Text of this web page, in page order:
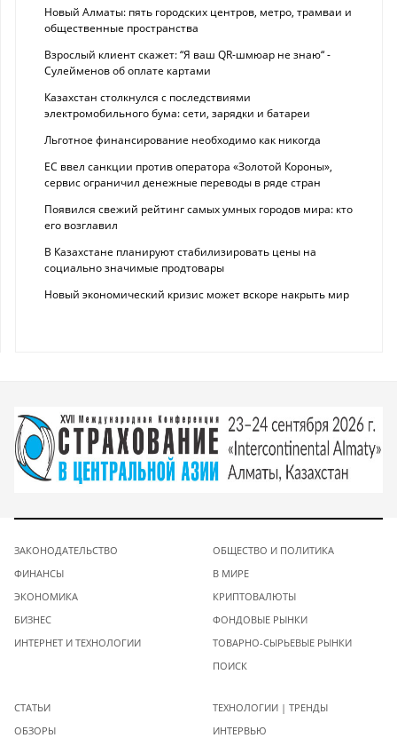
Новый Алматы: пять городских центров, метро, трамваи и
общественные пространства
Взрослый клиент скажет: “Я ваш QR-шмюар не знаю“ -
Сулейменов об оплате картами
Казахстан столкнулся с последствиями
электромобильного бума: сети, зарядки и батареи
Льготное финансирование необходимо как никогда
ЕС ввел санкции против оператора «Золотой Короны»,
сервис ограничил денежные переводы в ряде стран
Появился свежий рейтинг самых умных городов мира: кто
его возглавил
В Казахстане планируют стабилизировать цены на
социально значимые продтовары
Новый экономический кризис может вскоре накрыть мир
ЗАКОНОДАТЕЛЬСТВО
ФИНАНСЫ
ЭКОНОМИКА
БИЗНЕС
ИНТЕРНЕТ И ТЕХНОЛОГИИ
ОБЩЕСТВО И ПОЛИТИКА
В МИРЕ
КРИПТОВАЛЮТЫ
ФОНДОВЫЕ РЫНКИ
ТОВАРНО-СЫРЬЕВЫЕ РЫНКИ
ПОИСК
СТАТЬИ
ОБЗОРЫ
ТЕХНОЛОГИИ | ТРЕНДЫ
ИНТЕРВЬЮ